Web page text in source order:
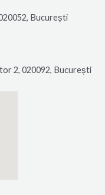
București
2, 020092, București